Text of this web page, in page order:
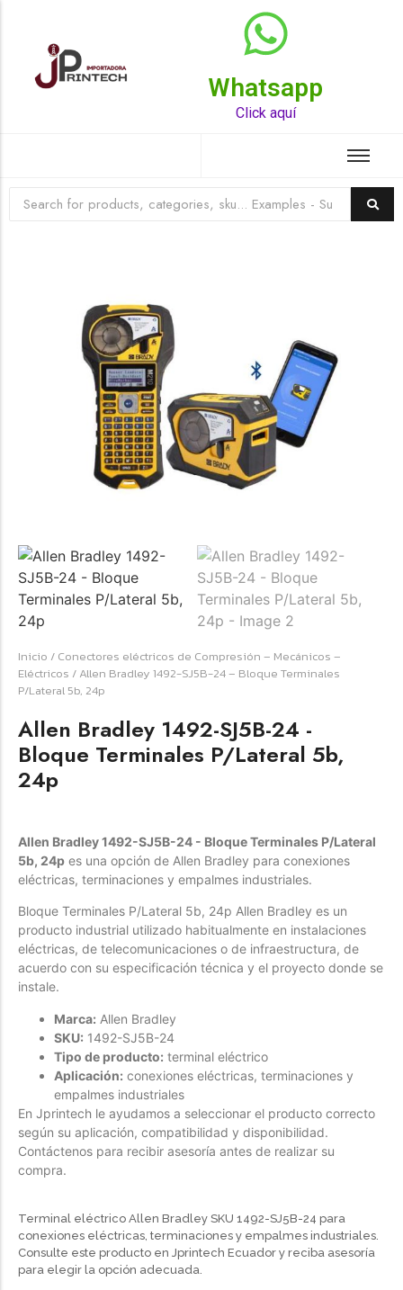
Whatsapp
Click aquí
Top Rated Product
☆☆☆ ☆☆
Raychem HVT-Z-253/353-G – PUNTA
TERMINAL UNIP INT 35KV 2/0-350 MCM
(3UND/KIT)
para conexiones eléctricas, terminaciones y empalmes
industriales. Consulte este producto en Jprintech…
Add to Cart
Womenswear
Another as studied
Forfeited you engrossed
Especially favourable
Menswear
Forfeited you engrossed
Forfeited you engrossed
Especially favourable
Video
Inicio / Conectores eléctricos de Compresión – Mecánicos –
Eléctricos / Allen Bradley 1492-SJ5B-24 – Bloque Terminales
P/Lateral 5b, 24p
Allen Bradley 1492-SJ5B-24 -
Bloque Terminales P/Lateral 5b,
24p
Allen Bradley 1492-SJ5B-24 - Bloque Terminales P/Lateral
5b, 24p es una opción de Allen Bradley para conexiones
eléctricas, terminaciones y empalmes industriales.
Bloque Terminales P/Lateral 5b, 24p Allen Bradley es un
producto industrial utilizado habitualmente en instalaciones
eléctricas, de telecomunicaciones o de infraestructura, de
acuerdo con su especificación técnica y el proyecto donde se
instale.
Marca: Allen Bradley
SKU: 1492-SJ5B-24
Tipo de producto: terminal eléctrico
Aplicación: conexiones eléctricas, terminaciones y
empalmes industriales
En Jprintech le ayudamos a seleccionar el producto correcto
según su aplicación, compatibilidad y disponibilidad.
Contáctenos para recibir asesoría antes de realizar su
compra.
Terminal eléctrico Allen Bradley SKU 1492-SJ5B-24 para
conexiones eléctricas, terminaciones y empalmes industriales.
Consulte este producto en Jprintech Ecuador y reciba asesoría
para elegir la opción adecuada.